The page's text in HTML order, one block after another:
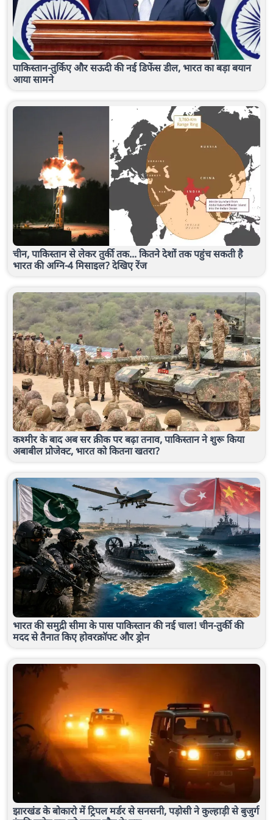
पाकिस्तान-तुर्किए और सऊदी की नई डिफेंस डील, भारत का बड़ा बयान
आया सामने
चीन, पाकिस्तान से लेकर तुर्की तक... कितने देशों तक पहुंच सकती है
भारत की अग्नि-4 मिसाइल? देखिए रेंज
कश्मीर के बाद अब सर क्रीक पर बढ़ा तनाव, पाकिस्तान ने शुरू किया
अबाबील प्रोजेक्ट, भारत को कितना खतरा?
भारत की समुद्री सीमा के पास पाकिस्तान की नई चाल! चीन-तुर्की की
मदद से तैनात किए होवरक्रॉफ्ट और ड्रोन
झारखंड के बोकारो में ट्रिपल मर्डर से सनसनी, पड़ोसी ने कुल्हाड़ी से बुजुर्ग